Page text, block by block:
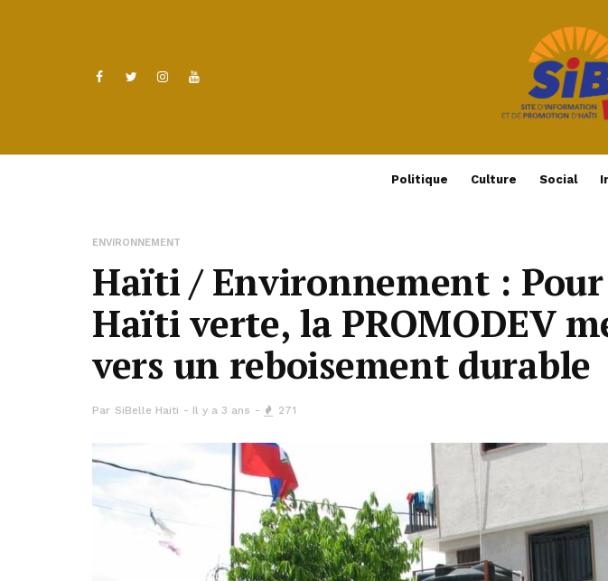
Politique Culture Social
ENVIRONNEMENT
Haïti / Environnement :
Haïti verte, la PROMODEV
vers un reboisement durable
Par SiBelle Haiti Il y a 3 ans 271